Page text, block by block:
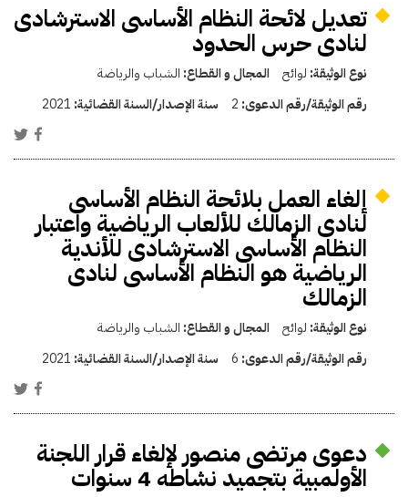
تعديل لائحة النظام الأساسى الاسترشادى
لنادى حرس الحدود
نوع الوثيقة: لوائح المجال و القطاع: الشباب والرياضة
رقم الوثيقة/رقم الدعوى: 2 سنة الإصدار/السنة القضائية: 2021
إلغاء العمل بلائحة النظام الأساسى
لنادى الزمالك للألعاب الرياضية واعتبار
النظام الأساسى الاسترشادى للأندية
الرياضية هو النظام الأساسى لنادى
الزمالك
نوع الوثيقة: لوائح المجال و القطاع: الشباب والرياضة
رقم الوثيقة/رقم الدعوى: 6 سنة الإصدار/السنة القضائية: 2021
دعوى مرتضى منصور لإلغاء قرار اللجنة
الأولمبية بتجميد نشاطه 4 سنوات